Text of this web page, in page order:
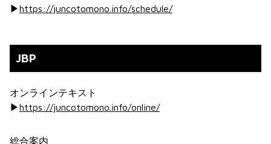
▶︎https://juncotomono.info/schedule/
JBP
オンラインテキスト
▶︎https://juncotomono.info/online/
総合案内